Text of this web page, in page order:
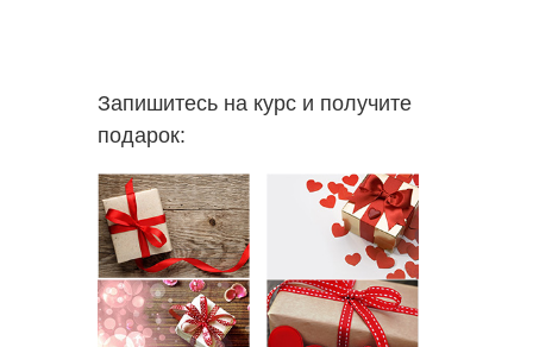
Запишитесь на курс и получите
подарок: